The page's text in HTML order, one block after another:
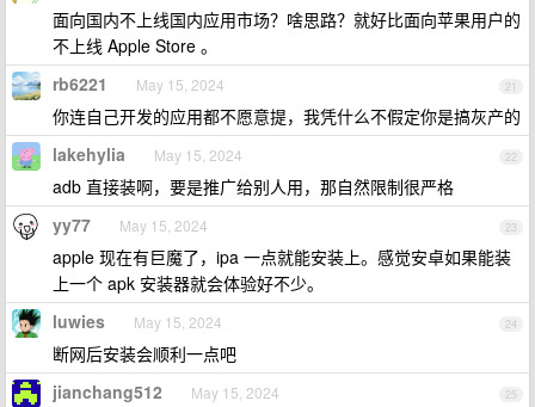
面向国内不上线国内应用市场？啥思路？就好比面向苹果用户的
不上线 Apple Store 。
21
rb6221 May 15, 2024
你连自己开发的应用都不愿意提，我凭什么不假定你是搞灰产的
22
lakehylia May 15, 2024
adb 直接装啊，要是推广给别人用，那自然限制很严格
23
yy77 May 15, 2024
apple 现在有巨魔了，ipa 一点就能安装上。感觉安卓如果能装
上一个 apk 安装器就会体验好不少。
24
luwies May 15, 2024
断网后安装会顺利一点吧
25
jianchang512 May 15, 2024